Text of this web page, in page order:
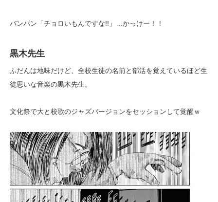
パンパン「チョロいもんですな!!」…かっけー！！
黒木先生
ふだんは地味だけど、全校生徒の名前と部活を覚えているほど生
徒思いな音楽の黒木先生。
文化祭で大と校歌のジャズバージョンをセッションして覚醒ｗ